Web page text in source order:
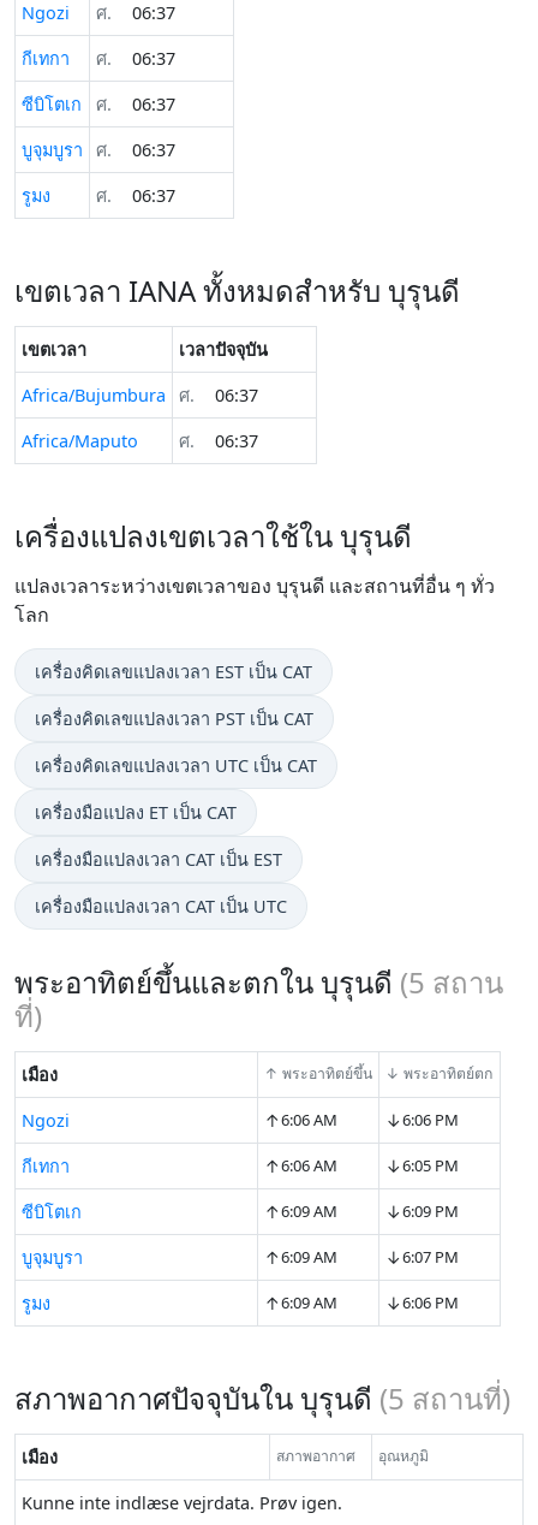
Ngozi
ศ.
06:37
กีเทกา
ศ.
06:37
ซีบิโตเก
ศ.
06:37
บูจุมบูรา
ศ.
06:37
รูมง
ศ. 06:37
เขตเวลา IANA ทั้งหมดสำหรับ บุรุนดี
เขตเวลา
เวลาปัจจุบัน
Africa/Bujumbura
ศ.
06:37
Africa/Maputo
ศ. 06:37
เครื่องแปลงเขตเวลาใช้ใน บุรุนดี
แปลงเวลาระหว่างเขตเวลาของ บุรุนดี และสถานที่อื่น ๆ ทั่ว
โลก
เครื่องคิดเลขแปลงเวลา EST เป็น CAT
เครื่องคิดเลขแปลงเวลา PST เป็น CAT
เครื่องคิดเลขแปลงเวลา UTC เป็น CAT
เครื่องมือแปลง ET เป็น CAT
เครื่องมือแปลงเวลา CAT เป็น EST
เครื่องมือแปลงเวลา CAT เป็น UTC
พระอาทิตย์ขึ้นและตกใน บุรุนดี (5 สถาน
ที่)
เมือง ↑ พระอาทิตย์ขึ้น ↓ พระอาทิตย์ตก
Ngozi ↑6:06 AM ↓6:06 PM
กีเทกา ↑6:06 AM ↓6:05 PM
ซีบิโตเก ↑6:09 AM ↓6:09 PM
บูจุมบูรา ↑6:09 AM ↓6:07 PM
รูมง ↑6:09 AM ↓6:06 PM
สภาพอากาศปัจจุบันใน บุรุนดี (5 สถานที่)
เมือง สภาพอากาศ อุณหภูมิ
Kunne inte indlæse vejrdata. Prøv igen.